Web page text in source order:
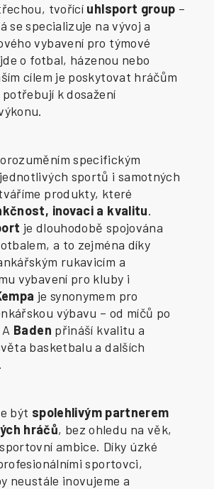
tvořící uhlsport group –
se specializuje na vývoj a
vybavení pro týmové
o fotbal, házenou nebo
cílem je poskytovat hráčům
k dosažení
specifickým
sportů i samotných
produkty, které
inovaci a kvalitu.
je dlouhodobě spojována
a to zejména díky
rukavicím a
vybavení pro kluby i
je synonymem pro
výbavu – od míčů po
Baden přináší kvalitu a
basketbalu a dalších
být spolehlivým partnerem
hráčů, bez ohledu na věk,
ambice. Díky úzké
sportovci,
neustále inovujeme a